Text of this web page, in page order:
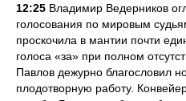
12:25 Владимир Ведерников
голосования по мировым
проскочила в мантии почти
голоса «за» при полном
Павлов дежурно благословил
плодотворную работу.